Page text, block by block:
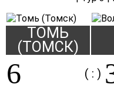
ТОМЬ
(ТОМСК)
6 ( : )